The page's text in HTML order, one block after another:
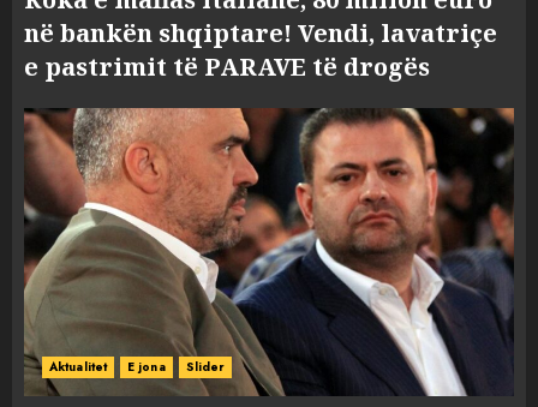
në bankën shqiptare! Vendi, lavatriçe
e pastrimit të PARAVE të drogës
Aktualitet E jona Slider